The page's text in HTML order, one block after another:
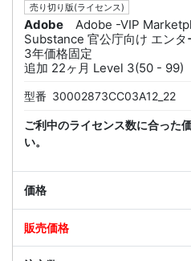
売り切り版(ライセンス)
Adobe
Adobe -VIP
Substance 官公庁向け エン
3年価格固定
追加 22ヶ月 Level 3(50 - 99)
型番 30002873CC03A12_22
ご利中のライセンス数に合った
い。